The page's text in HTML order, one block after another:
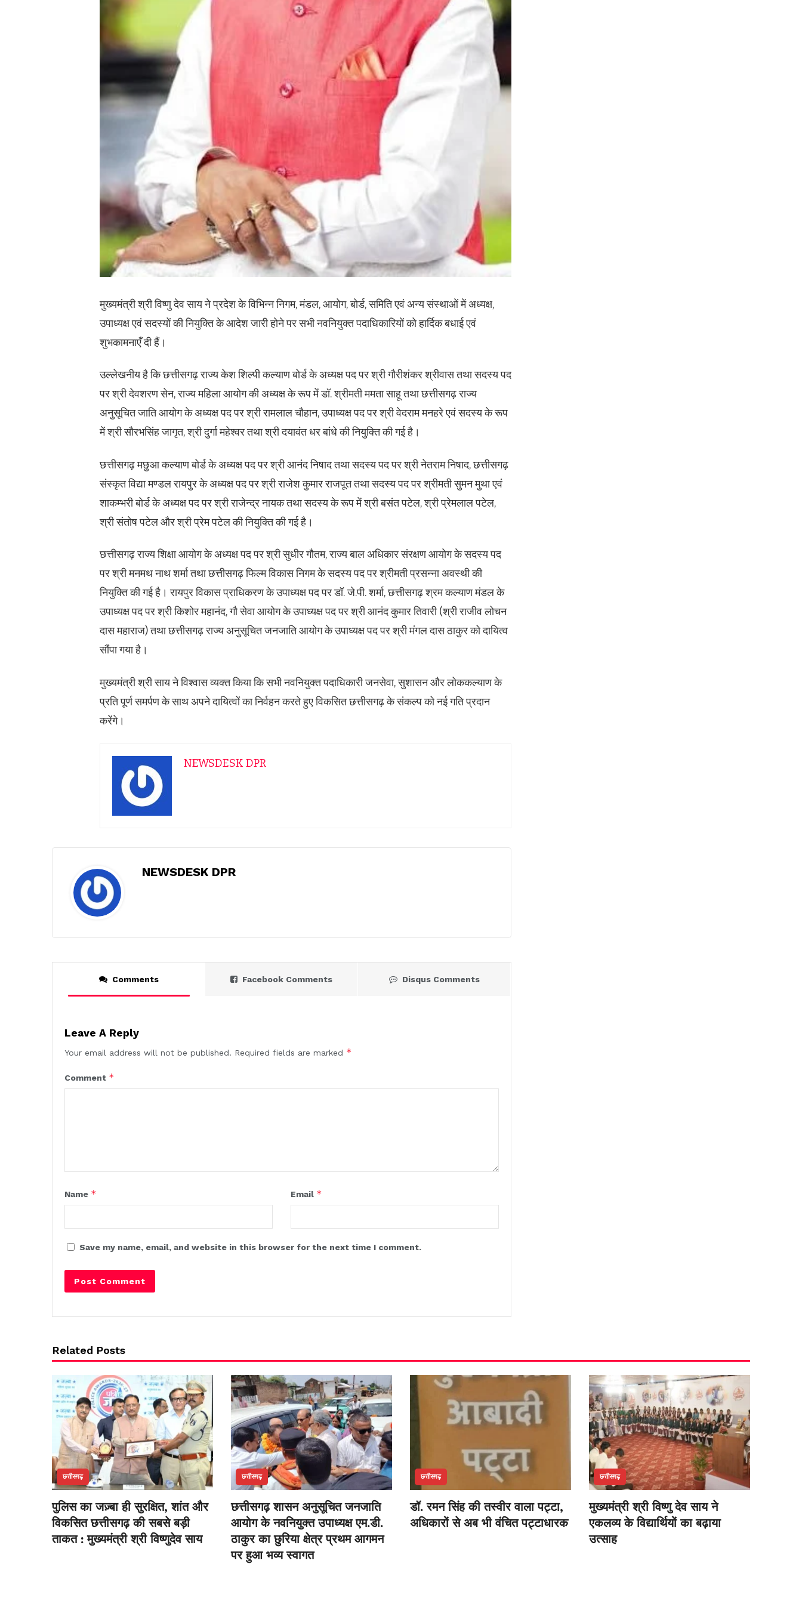
मुख्यमंत्री श्री विष्णु देव साय ने प्रदेश के विभिन्न निगम, मंडल, आयोग, बोर्ड, समिति एवं अन्य संस्थाओं में अध्यक्ष,
उपाध्यक्ष एवं सदस्यों की नियुक्ति के आदेश जारी होने पर सभी नवनियुक्त पदाधिकारियों को हार्दिक बधाई एवं
शुभकामनाएँ दी हैं।
उल्लेखनीय है कि छत्तीसगढ़ राज्य केश शिल्पी कल्याण बोर्ड के अध्यक्ष पद पर श्री गौरीशंकर श्रीवास तथा सदस्य पद
पर श्री देवशरण सेन, राज्य महिला आयोग की अध्यक्ष के रूप में डॉ. श्रीमती ममता साहू तथा छत्तीसगढ़ राज्य
अनुसूचित जाति आयोग के अध्यक्ष पद पर श्री रामलाल चौहान, उपाध्यक्ष पद पर श्री वेदराम मनहरे एवं सदस्य के रूप
में श्री सौरभसिंह जागृत, श्री दुर्गा महेश्वर तथा श्री दयावंत धर बांधे की नियुक्ति की गई है।
छत्तीसगढ़ मछुआ कल्याण बोर्ड के अध्यक्ष पद पर श्री आनंद निषाद तथा सदस्य पद पर श्री नेतराम निषाद, छत्तीसगढ़
संस्कृत विद्या मण्डल रायपुर के अध्यक्ष पद पर श्री राजेश कुमार राजपूत तथा सदस्य पद पर श्रीमती सुमन मुथा एवं
शाकम्भरी बोर्ड के अध्यक्ष पद पर श्री राजेन्द्र नायक तथा सदस्य के रूप में श्री बसंत पटेल, श्री प्रेमलाल पटेल,
श्री संतोष पटेल और श्री प्रेम पटेल की नियुक्ति की गई है।
छत्तीसगढ़ राज्य शिक्षा आयोग के अध्यक्ष पद पर श्री सुधीर गौतम, राज्य बाल अधिकार संरक्षण आयोग के सदस्य पद
पर श्री मनमथ नाथ शर्मा तथा छत्तीसगढ़ फिल्म विकास निगम के सदस्य पद पर श्रीमती प्रसन्ना अवस्थी की
नियुक्ति की गई है। रायपुर विकास प्राधिकरण के उपाध्यक्ष पद पर डॉ. जे.पी. शर्मा, छत्तीसगढ़ श्रम कल्याण मंडल के
उपाध्यक्ष पद पर श्री किशोर महानंद, गौ सेवा आयोग के उपाध्यक्ष पद पर श्री आनंद कुमार तिवारी (श्री राजीव लोचन
दास महाराज) तथा छत्तीसगढ़ राज्य अनुसूचित जनजाति आयोग के उपाध्यक्ष पद पर श्री मंगल दास ठाकुर को दायित्व
सौंपा गया है।
मुख्यमंत्री श्री साय ने विश्वास व्यक्त किया कि सभी नवनियुक्त पदाधिकारी जनसेवा, सुशासन और लोककल्याण के
प्रति पूर्ण समर्पण के साथ अपने दायित्वों का निर्वहन करते हुए विकसित छत्तीसगढ़ के संकल्प को नई गति प्रदान
करेंगे।
NEWSDESK DPR
NEWSDESK DPR
Comments Facebook Comments Disqus Comments
Leave A Reply
Your email address will not be published. Required fields are marked *
Comment *
Name * Email *
Save my name, email, and website in this browser for the next time I comment.
Related Posts
छत्तीसगढ़
पुलिस का जज़्बा ही सुरक्षित, शांत और
विकसित छत्तीसगढ़ की सबसे बड़ी
ताकत : मुख्यमंत्री श्री विष्णुदेव साय
छत्तीसगढ़
छत्तीसगढ़ शासन अनुसूचित जनजाति
आयोग के नवनियुक्त उपाध्यक्ष एम.डी.
ठाकुर का छुरिया क्षेत्र प्रथम आगमन
पर हुआ भव्य स्वागत
छत्तीसगढ़
डॉ. रमन सिंह की तस्वीर वाला पट्टा,
अधिकारों से अब भी वंचित पट्टाधारक
छत्तीसगढ़
मुख्यमंत्री श्री विष्णु देव साय ने
एकलव्य के विद्यार्थियों का बढ़ाया
उत्साह